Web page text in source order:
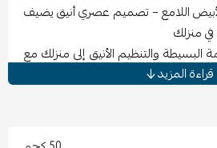
الأبيض اللامع – تصميم عصري أنيق يضيف
منزلك
والتنظيم الأنيق إلى منزلك مع
خزانة الأدراج البيضاء اللامعة بـ3 أدراج، المصممة لتمنح المكان
مع مظهر عصري جذاب.
عملية تساعدك على ترتيب الملابس
مع تصميم ثابت وآمن مدعوم
قراءة المزيد